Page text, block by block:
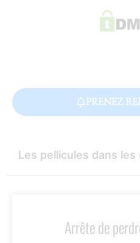
PRENEZ
Les pellicules dans les
Arrête de